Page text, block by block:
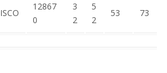
12867
0
3
2
5
2
53 73